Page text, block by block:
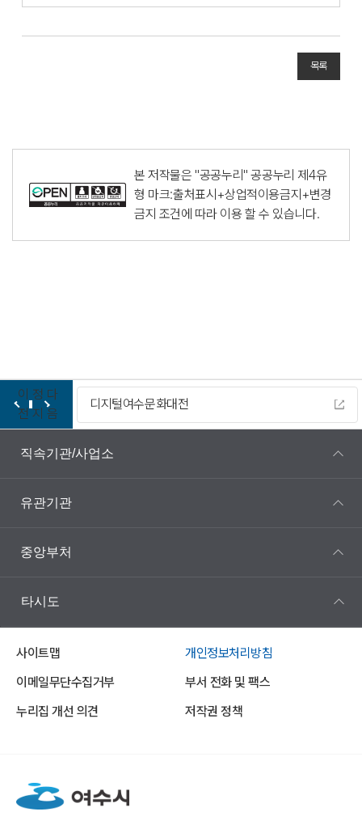
목록
본 저작물은 "공공누리"공공누리 제4유
형 마크:출처표시+상업적이용금지+변경
금지 조건에 따라 이용 할 수 있습니다.
이
전
정
지
다
음
디지털여수문화대전
직속기관/사업소
유관기관
중앙부처
타시도
사이트맵
개인정보처리방침
이메일무단수집거부
부서 전화 및 팩스
누리집 개선 의견
저작권 정책